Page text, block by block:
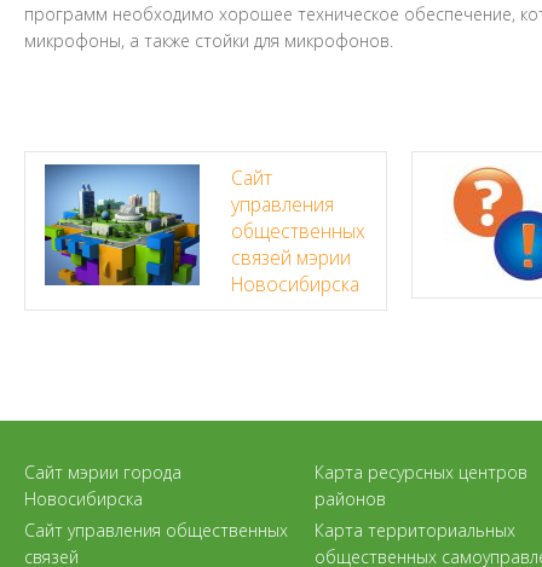
программ необходимо хорошее техническое обеспечение,
микрофоны, а также стойки для микрофонов.
Сайт
управления
общественных
связей мэрии
Новосибирска
Сайт мэрии города
Новосибирска
Сайт управления общественных
связей
Карта ресурсных центров
районов
Карта территориальных
общественных